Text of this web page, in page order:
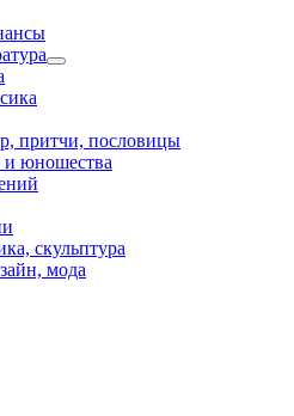
притчи, пословицы
и юношества
скульптура
мода